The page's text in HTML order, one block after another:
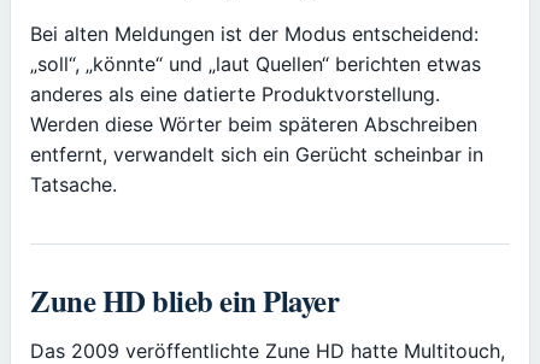
Bei alten Meldungen ist der Modus entscheidend:
„soll“, „könnte“ und „laut Quellen“ berichten etwas
anderes als eine datierte Produktvorstellung.
Werden diese Wörter beim späteren Abschreiben
entfernt, verwandelt sich ein Gerücht scheinbar in
Tatsache.
Zune HD blieb ein Player
Das 2009 veröffentlichte Zune HD hatte Multitouch,